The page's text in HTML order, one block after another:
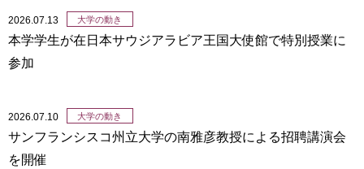
2026.07.13 大学の動き
本学学生が在日本サウジアラビア王国大使館で特別授業に
参加
2026.07.10 大学の動き
サンフランシスコ州立大学の南雅彦教授による招聘講演会
を開催